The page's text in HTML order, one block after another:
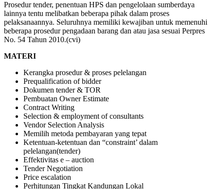
Prosedur tender, penentuan HPS dan pengelolaan sumberdaya
lainnya tentu melibatkan beberapa pihak dalam proses
pelaksanaannya. Seluruhnya memiliki kewajiban untuk memenuhi
beberapa prosedur pengadaan barang dan atau jasa sesuai Perpres
No. 54 Tahun 2010.(cvi)
MATERI
Kerangka prosedur & proses pelelangan
Prequalification of bidder
Dokumen tender & TOR
Pembuatan Owner Estimate
Contract Writing
Selection & employment of consultants
Vendor Selection Analysis
Memilih metoda pembayaran yang tepat
Ketentuan-ketentuan dan “constraint’ dalam
pelelangan(tender)
Effektivitas e – auction
Tender Negotiation
Price escalation
Perhitungan Tingkat Kandungan Lokal